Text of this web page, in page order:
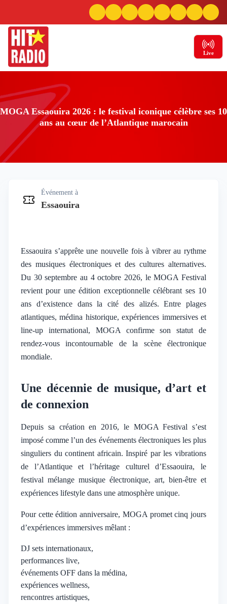
Live
MOGA Essaouira 2026 : le festival iconique célèbre ses 10
ans au cœur de l’Atlantique marocain
MOGA Essaouira 2026 : le festival iconique
Événement à
Essaouira
Essaouira s’apprête une nouvelle fois à vibrer au rythme
des musiques électroniques et des cultures alternatives.
Du 30 septembre au 4 octobre 2026, le MOGA Festival
revient pour une édition exceptionnelle célébrant ses 10
ans d’existence dans la cité des alizés. Entre plages
atlantiques, médina historique, expériences immersives et
line-up international, MOGA confirme son statut de
rendez-vous incontournable de la scène électronique
mondiale.
Une décennie de musique, d’art et
de connexion
Depuis sa création en 2016, le MOGA Festival s’est
imposé comme l’un des événements électroniques les plus
singuliers du continent africain. Inspiré par les vibrations
de l’Atlantique et l’héritage culturel d’Essaouira, le
festival mélange musique électronique, art, bien-être et
expériences lifestyle dans une atmosphère unique.
Pour cette édition anniversaire, MOGA promet cinq jours
d’expériences immersives mêlant :
DJ sets internationaux,
performances live,
événements OFF dans la médina,
expériences wellness,
rencontres artistiques,